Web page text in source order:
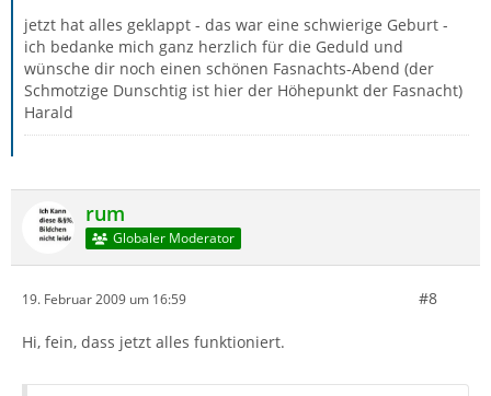
jetzt hat alles geklappt - das war eine schwierige Geburt -
ich bedanke mich ganz herzlich für die Geduld und
wünsche dir noch einen schönen Fasnachts-Abend (der
Schmotzige Dunschtig ist hier der Höhepunkt der Fasnacht)
Harald
rum
Globaler Moderator
19. Februar 2009 um 16:59 #8
Hi, fein, dass jetzt alles funktioniert.